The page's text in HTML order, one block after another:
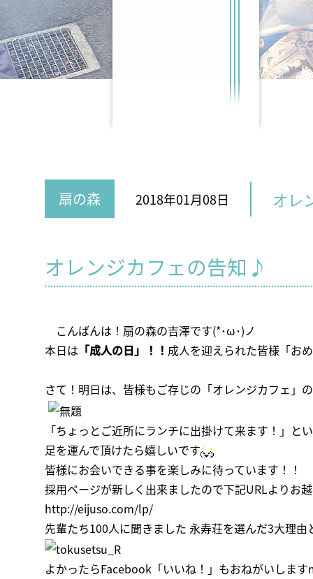
扇の森 2018年01月08日 オレ
オレンジカフェの告知♪
こんばんは！扇の森の吉澤です(*･ω･)ノ
本日は 「成人の日」！！ 成人を迎えられた皆様「お
さて！明日は、皆様もご存じの「オレンジカフェ
「ちょっとご近所にランチに出掛けて来ます！」と
足を運んで頂けたら嬉しいです
皆様にお会いできる事を楽しみに待っています！！
採用ページが新しく出来ましたので下記URLよりお
http://eijuso.com/lp/
先輩たち100人に聞きました 永寿荘を選んだ3大理由
よかったらFacebook「いいね！」 もおねがいしま